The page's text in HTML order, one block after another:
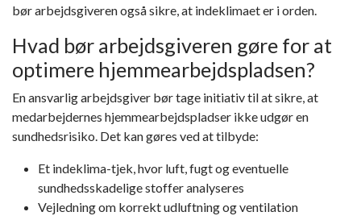
bør arbejdsgiveren også sikre, at indeklimaet er i orden.
Hvad bør arbejdsgiveren gøre for at
optimere hjemmearbejdspladsen?
En ansvarlig arbejdsgiver bør tage initiativ til at sikre, at
medarbejdernes hjemmearbejdspladser ikke udgør en
sundhedsrisiko. Det kan gøres ved at tilbyde:
Et indeklima-tjek, hvor luft, fugt og eventuelle
sundhedsskadelige stoffer analyseres
Vejledning om korrekt udluftning og ventilation